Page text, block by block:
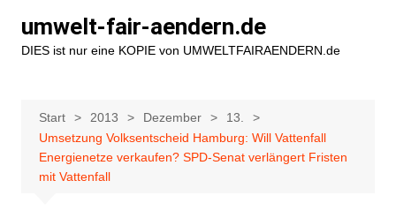
Inhalt
springen
umwelt-fair-aendern.de
DIES ist nur eine KOPIE von UMWELTFAIRAENDERN.de
Start 2013 Dezember
13.
Umsetzung Volksentscheid Hamburg: Will Vattenfall
Energienetze verkaufen? SPD-Senat verlängert Fristen
mit Vattenfall